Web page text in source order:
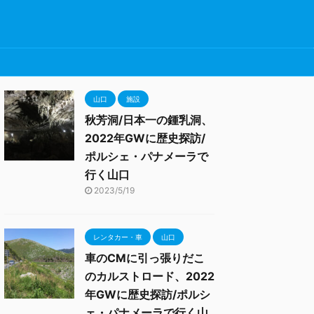
山口 施設
秋芳洞/日本一の鍾乳洞、
2022年GWに歴史探訪/
ポルシェ・パナメーラで
行く山口
2023/5/19
レンタカー・車 山口
車のCMに引っ張りだこ
のカルストロード、2022
年GWに歴史探訪/ポルシ